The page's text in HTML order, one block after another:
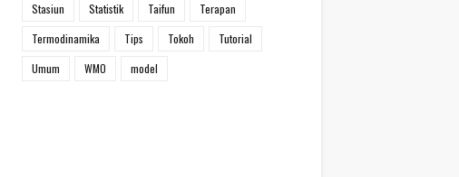
Stasiun
Statistik Taifun
Terapan
Termodinamika
Tips Tokoh
Tutorial
Umum
WMO model